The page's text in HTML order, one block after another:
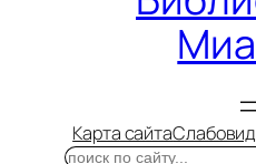
Карта сайта
Поиск